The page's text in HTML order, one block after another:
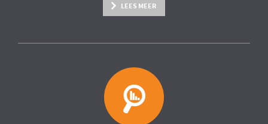
LEES MEER